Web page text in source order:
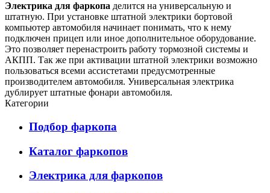
Электрика для фаркопа делится на универсальную и
штатную. При установке штатной электрики бортовой
компьютер автомобиля начинает понимать, что к нему
подключен прицеп или иное дополнительное оборудование.
Это позволяет перенастроить работу тормозной системы и
АКПП. Так же при активации штатной электрики возможно
пользоваться всеми ассистетами предусмотренные
производителем автомобиля. Универсальная электрика
дублирует штатные фонари автомобиля.
Категории
Подбор фаркопа
Каталог фаркопов
Электрика для фаркопов